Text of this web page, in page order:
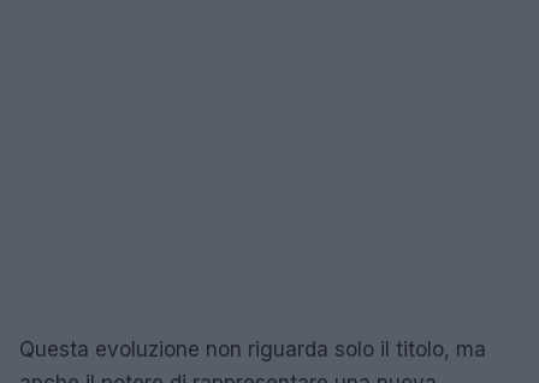
Questa evoluzione non riguarda solo il titolo, ma